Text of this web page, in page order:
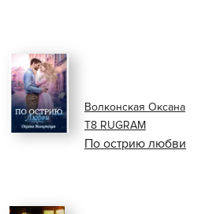
По острию любви
Волконская Оксана
Т8 RUGRAM